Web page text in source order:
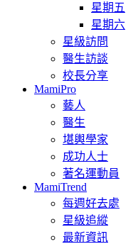
星期五
星期六
星級訪問
醫生訪談
校長分享
MamiPro
藝人
醫生
堪輿學家
成功人士
著名運動員
MamiTrend
每週好去處
星級追縱
最新資訊